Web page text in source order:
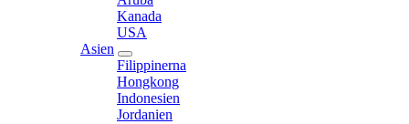
menu
Kanada
USA
Asien
expand
child
menu
Filippinerna
Hongkong
Indonesien
Jordanien